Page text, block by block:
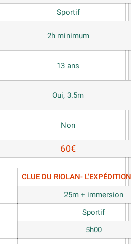
Sportif
2h minimum
13 ans
Oui, 3.5m
Non
60€
CLUE DU RIOLAN-
25m + immersion
Sportif
5h00